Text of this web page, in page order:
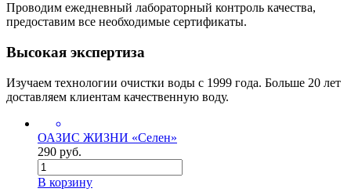
Проводим ежедневный лабораторный контроль качества,
предоставим все необходимые сертификаты.
Высокая экспертиза
Изучаем технологии очистки воды с 1999 года. Больше 20 лет
доставляем клиентам качественную воду.
ОАЗИС ЖИЗНИ «Селен»
290 руб.
В корзину